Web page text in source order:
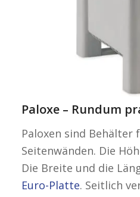
Paloxe – Rundum
Paloxen sind
Seitenwänden. Die
Die Breite und die
Euro-Platte. Seitlich